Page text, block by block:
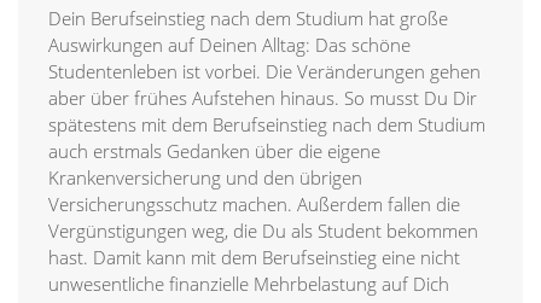
Dein Berufseinstieg nach dem Studium hat große
Auswirkungen auf Deinen Alltag: Das schöne
Studentenleben ist vorbei. Die Veränderungen gehen
aber über frühes Aufstehen hinaus. So musst Du Dir
spätestens mit dem Berufseinstieg nach dem Studium
auch erstmals Gedanken über die eigene
Krankenversicherung und den übrigen
Versicherungsschutz machen. Außerdem fallen die
Vergünstigungen weg, die Du als Student bekommen
hast. Damit kann mit dem Berufseinstieg eine nicht
unwesentliche finanzielle Mehrbelastung auf Dich